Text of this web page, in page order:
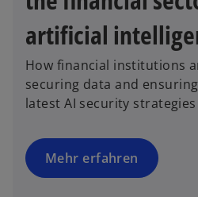
artificial
How financial institutions
securing data and
latest AI security strategies
Mehr erfahren